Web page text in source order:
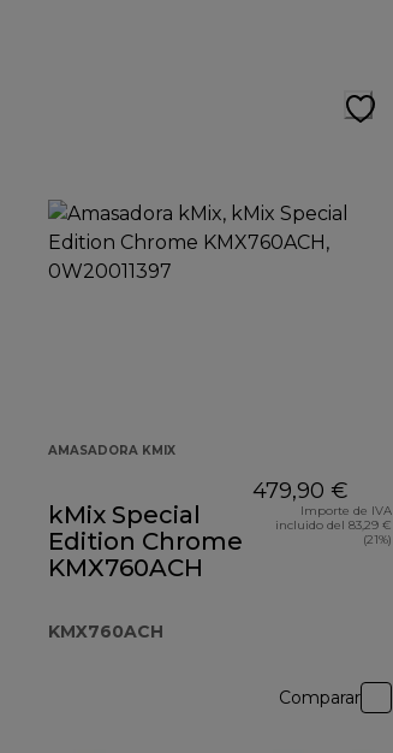
AMASADORA KMIX
kMix Special
Edition Chrome
KMX760ACH
KMX760ACH
479,90 €
Importe de IVA
incluido del 83,29 €
(21%)
Comparar